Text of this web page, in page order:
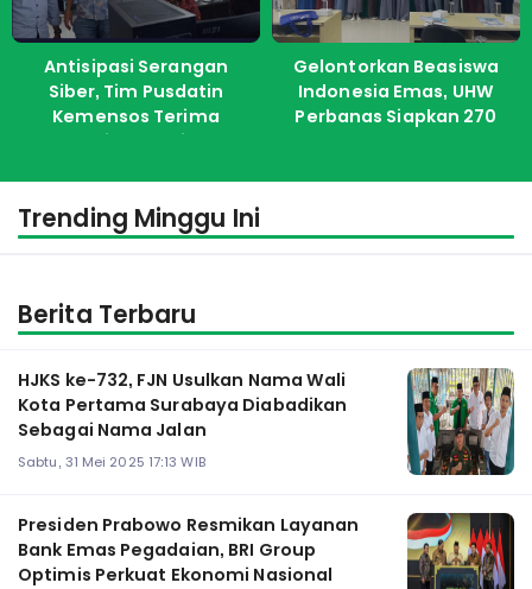
Antisipasi Serangan
Siber, Tim Pusdatin
Kemensos Terima
Pelatihan dari ITS
Gelontorkan Beasiswa
Indonesia Emas, UHW
Perbanas Siapkan 270
Trending Minggu Ini
Berita Terbaru
HJKS ke-732, FJN Usulkan Nama Wali
Kota Pertama Surabaya Diabadikan
Sebagai Nama Jalan
Sabtu, 31 Mei 2025 17:13 WIB
Presiden Prabowo Resmikan Layanan
Bank Emas Pegadaian, BRI Group
Optimis Perkuat Ekonomi Nasional